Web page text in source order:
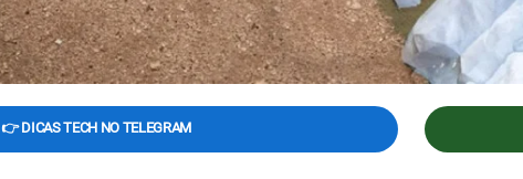
👉 DICAS TECH NO TELEGRAM